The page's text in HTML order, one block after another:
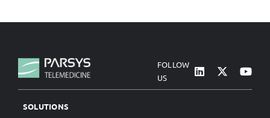
FOLLOW
US
SOLUTIONS